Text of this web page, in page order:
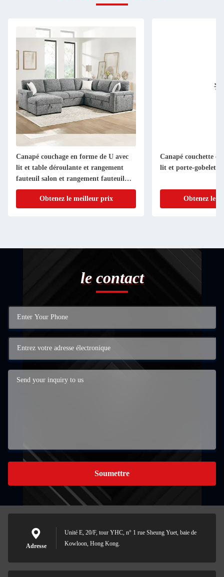
Canapé couchage en forme de U avec
lit et table déroulante et rangement
fauteuil salon et rangement fauteuil
d'amour et porte-gobelets, tissu Navy
Obtenez le meilleur prix
Canapé couchette
lit et porte-gobelets,
Obtenez le
le contact
Soumettre
Adresse
Unité E, 20/F, tour YHC, n° 1 rue Sheung Yuet, baie de
Kowloon, Hong Kong.